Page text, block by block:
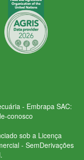
- Embrapa SAC:
conosco
sob a Licença
- SemDerivações